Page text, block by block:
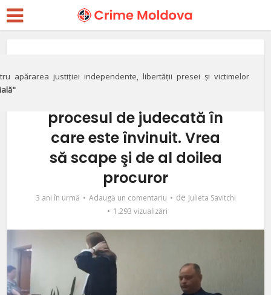
apărarea justiției independente, libertății presei și victimelor
VIDEO// Fostul procuror
procesul de judecată în
care este învinuit. Vrea
să scape şi de al doilea
procuror
3 ani în urmă Adaugă un comentariu de Julieta Savitchi
1.293 vizualizări